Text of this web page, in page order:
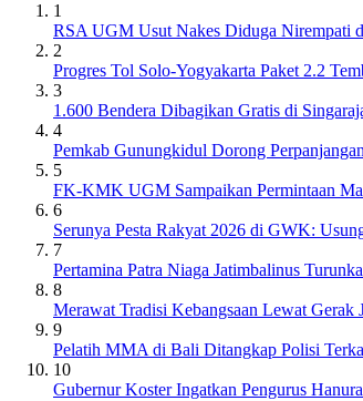
1
RSA UGM Usut Nakes Diduga Nirempati
2
Progres Tol Solo-Yogyakarta Paket 2.2
3
1.600 Bendera Dibagikan Gratis di
4
Pemkab Gunungkidul Dorong
5
FK-KMK UGM Sampaikan Permintaan
6
Serunya Pesta Rakyat 2026 di GWK:
7
Pertamina Patra Niaga Jatimbalinus
8
Merawat Tradisi Kebangsaan Lewat
9
Pelatih MMA di Bali Ditangkap Polisi
10
Gubernur Koster Ingatkan Pengurus